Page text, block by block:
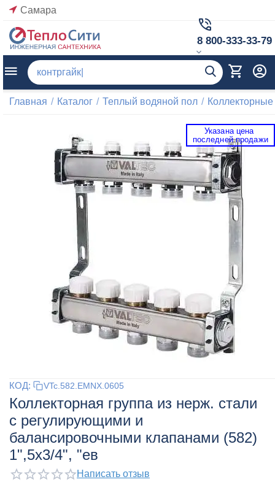
Самара
8 800-333-33-79
Главная / Каталог / Теплый водяной пол /
Указана цена
последней продажи
КОД: VTc.582.EMNX.0605
Коллекторная группа из нерж. стали
с регулирующими и
балансировочными клапанами (582)
1",5x3/4", "ев
Написать отзыв